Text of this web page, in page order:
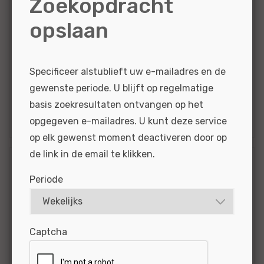
dan technische kennis om succesvol te zijn.
Het is...
Gepubliceerd:11-06-2026
Referentie
nr:#MO66607
Autotechnicus/Automonteur (niveau
2, 3 of 4) BMW MINI - Amsterdam
Zoekopdracht
opslaan
Specificeer alstublieft uw e-mailadres en de
gewenste periode. U blijft op regelmatige
basis zoekresultaten ontvangen op het
opgegeven e-mailadres. U kunt deze service
op elk gewenst moment deactiveren door op
de link in de email te klikken.
Periode
Captcha